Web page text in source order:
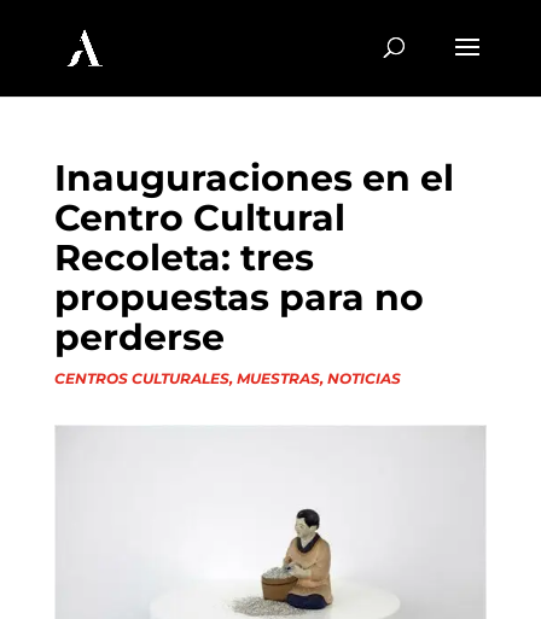
Inauguraciones en el
Centro Cultural
Recoleta: tres
propuestas para no
perderse
CENTROS CULTURALES, MUESTRAS, NOTICIAS